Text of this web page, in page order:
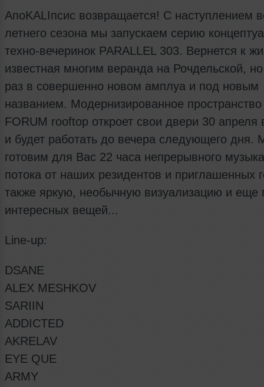
АпоKALIпсис возвращается! С наступлением
летнего сезона мы запускаем серию
техно-вечеринок PARALLEL 303. Вернется к
известная многим веранда на Рочдельской,
раз в совершенно новом амплуа и под новым
названием. Модернизированное пространство
FORUM rooftop откроет свои двери 30 апреля
и будет работать до вечера следующего дня.
готовим для Вас 22 часа непрерывного
потока от наших резидентов и приглашенных
также яркую, необычную визуализацию и еще
интересных вещей...
Line-up:
DSANE
ALEX MESHKOV
SARIIN
ADDICTED
AKRELAV
EYE QUE
ARMY